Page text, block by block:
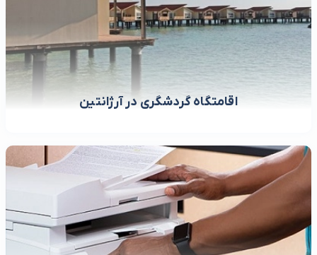
اقامتگاه گردشگری در آرژانتین